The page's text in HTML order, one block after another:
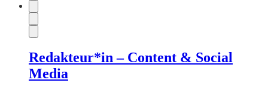
Redakteur*in – Content & Social
Media